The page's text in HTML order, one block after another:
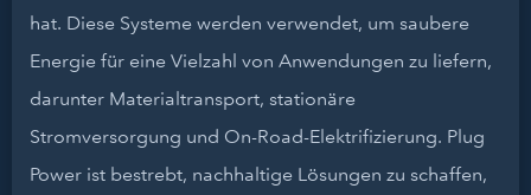
hat. Diese Systeme werden verwendet, um saubere
Energie für eine Vielzahl von Anwendungen zu liefern,
darunter Materialtransport, stationäre
Stromversorgung und On-Road-Elektrifizierung. Plug
Power ist bestrebt, nachhaltige Lösungen zu schaffen,